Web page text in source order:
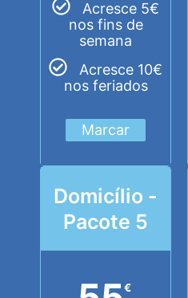
Acresce 5€
nos fins de
semana
Acresce 10€
nos feriados
Marcar
Domicílio -
Pacote 5
€